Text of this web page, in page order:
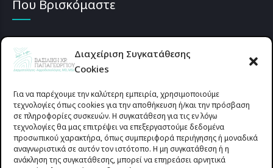
Διαχείριση Συγκατάθεσης
Cookies
Για να παρέχουμε την καλύτερη εμπειρία, χρησιμοποιούμε
τεχνολογίες όπως cookies για την αποθήκευση ή/και την πρόσβαση
σε πληροφορίες συσκευών. Η συγκατάθεση για τις εν λόγω
τεχνολογίες θα μας επιτρέψει να επεξεργαστούμε δεδομένα
προσωπικού χαρακτήρα, όπως συμπεριφορά περιήγησης ή μοναδικά
αναγνωριστικά σε αυτόν τον ιστότοπο. Η μη συγκατάθεση ή η
ανάκληση της συγκατάθεσης, μπορεί να επηρεάσει αρνητικά
Που Βρισκόμαστε